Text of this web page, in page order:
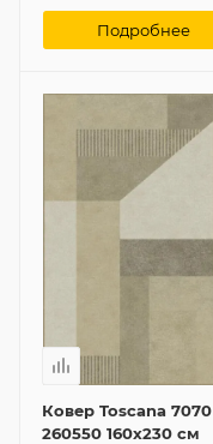
Подробнее
Ковер Toscana 7070
260550 160x230 см